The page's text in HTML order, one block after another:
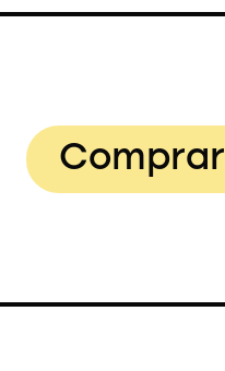
Comprar